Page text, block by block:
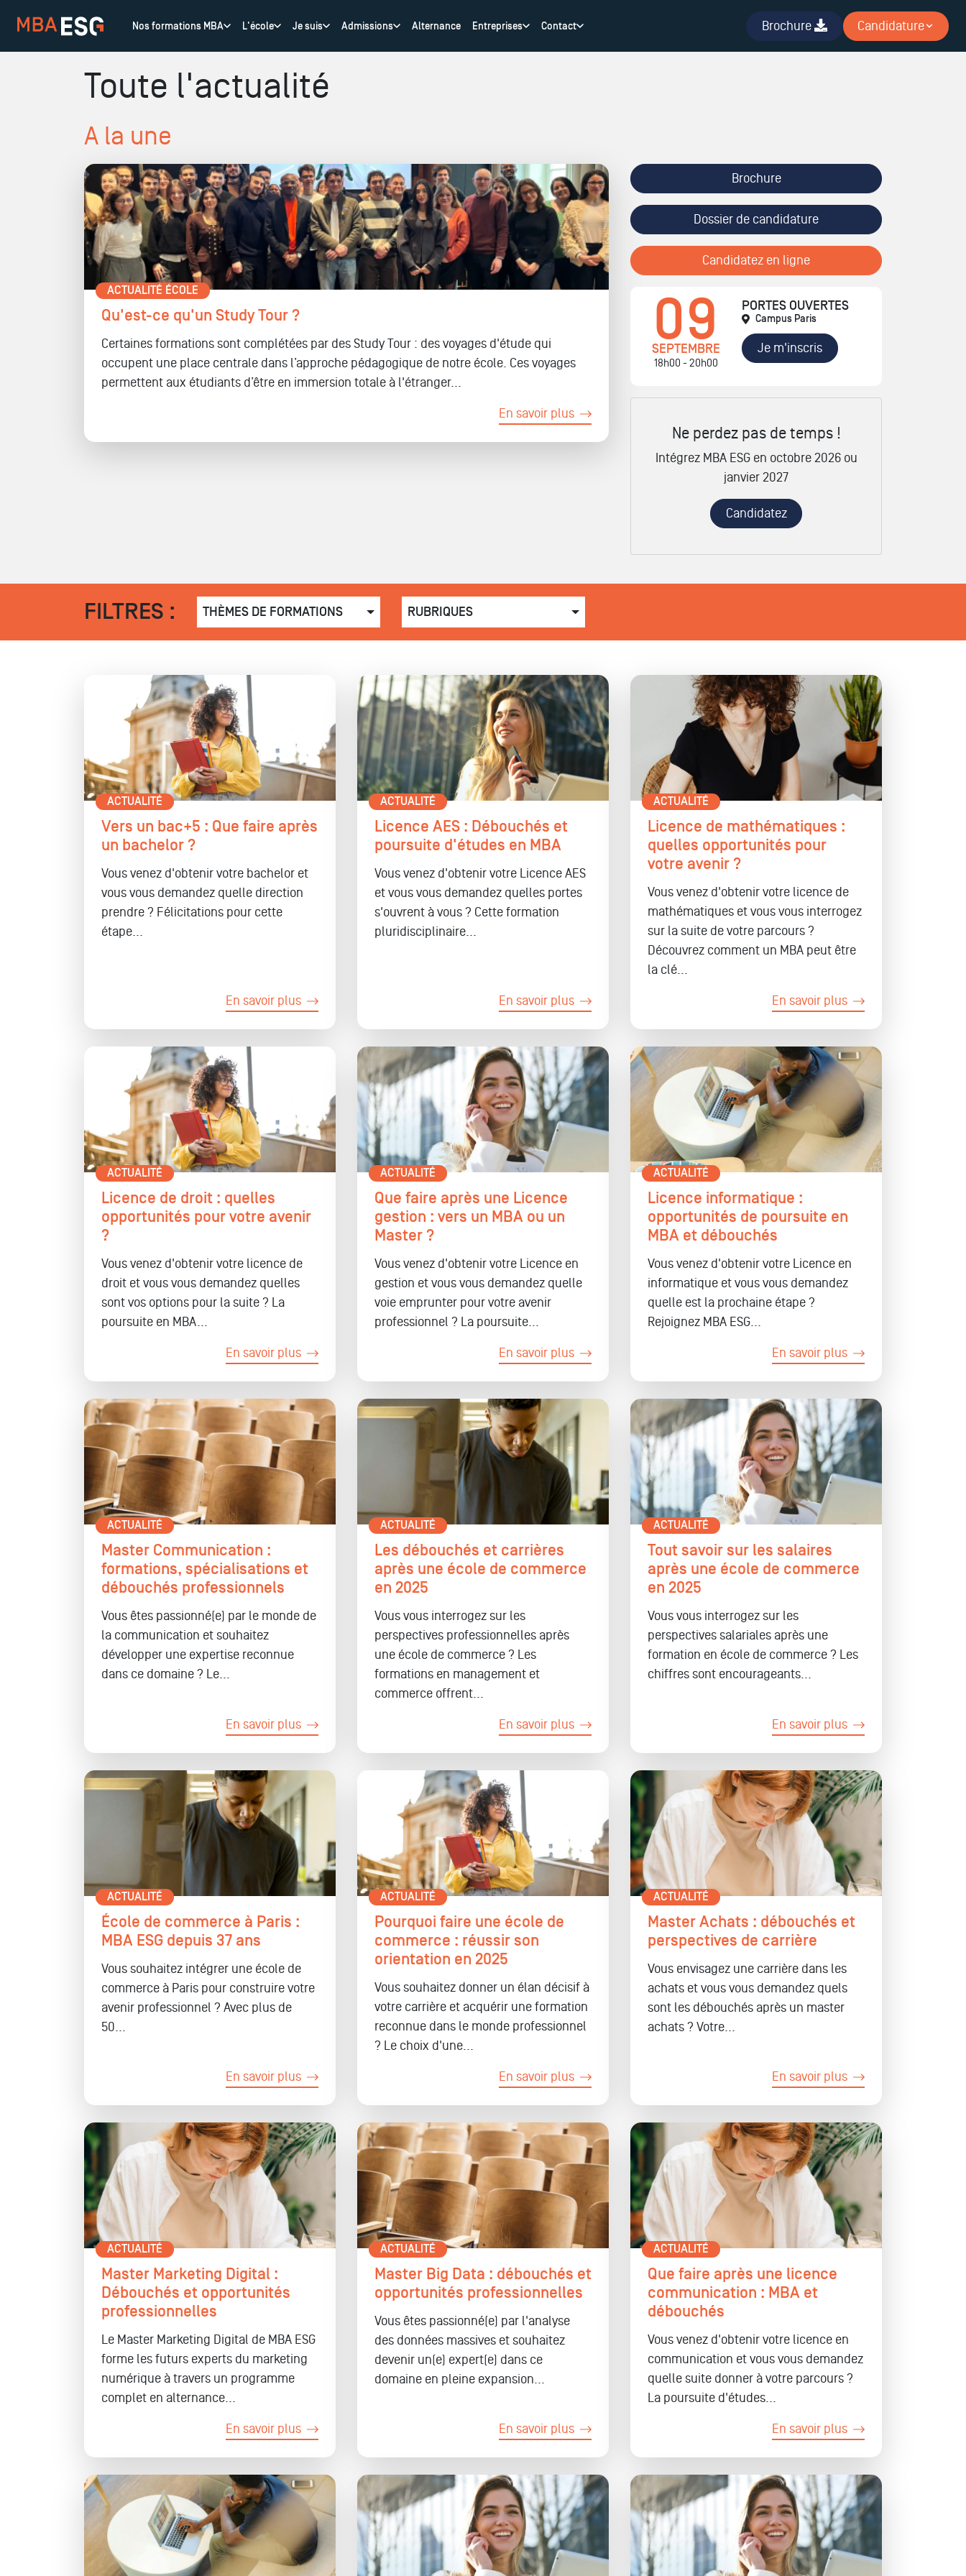
Toute l'actualité
A la une
ACTUALITÉ ÉCOLE
Qu'est-ce qu'un Study Tour ?
Certaines formations sont complétées par des Study Tour : des voyages d'étude qui
occupent une place centrale dans l’approche pédagogique de notre école. Ces voyages
permettent aux étudiants d’être en immersion totale à l'étranger...
En savoir plus
Brochure
Dossier de candidature
Candidatez en ligne
09
SEPTEMBRE
18h00 - 20h00
PORTES OUVERTES
Campus Paris
Je m'inscris
Ne perdez pas de temps !
Intégrez MBA ESG en octobre 2026 ou
janvier 2027
Candidatez
FILTRES : THÈMES DE FORMATIONS RUBRIQUES
ACTUALITÉ
Vers un bac+5 : Que faire après
un bachelor ?
Vous venez d'obtenir votre bachelor et
vous vous demandez quelle direction
prendre ? Félicitations pour cette
étape...
En savoir plus
ACTUALITÉ
Licence AES : Débouchés et
poursuite d'études en MBA
Vous venez d'obtenir votre Licence AES
et vous vous demandez quelles portes
s'ouvrent à vous ? Cette formation
pluridisciplinaire...
En savoir plus
ACTUALITÉ
Licence de mathématiques :
quelles opportunités pour
votre avenir ?
Vous venez d'obtenir votre licence de
mathématiques et vous vous interrogez
sur la suite de votre parcours ?
Découvrez comment un MBA peut être
la clé...
En savoir plus
ACTUALITÉ
Licence de droit : quelles
opportunités pour votre avenir
?
Vous venez d'obtenir votre licence de
droit et vous vous demandez quelles
sont vos options pour la suite ? La
poursuite en MBA...
En savoir plus
ACTUALITÉ
Que faire après une Licence
gestion : vers un MBA ou un
Master ?
Vous venez d'obtenir votre Licence en
gestion et vous vous demandez quelle
voie emprunter pour votre avenir
professionnel ? La poursuite...
En savoir plus
ACTUALITÉ
Licence informatique :
opportunités de poursuite en
MBA et débouchés
Vous venez d'obtenir votre Licence en
informatique et vous vous demandez
quelle est la prochaine étape ?
Rejoignez MBA ESG...
En savoir plus
ACTUALITÉ
Master Communication :
formations, spécialisations et
débouchés professionnels
Vous êtes passionné(e) par le monde de
la communication et souhaitez
développer une expertise reconnue
dans ce domaine ? Le...
En savoir plus
ACTUALITÉ
Les débouchés et carrières
après une école de commerce
en 2025
Vous vous interrogez sur les
perspectives professionnelles après
une école de commerce ? Les
formations en management et
commerce offrent...
En savoir plus
ACTUALITÉ
Tout savoir sur les salaires
après une école de commerce
en 2025
Vous vous interrogez sur les
perspectives salariales après une
formation en école de commerce ? Les
chiffres sont encourageants...
En savoir plus
ACTUALITÉ
École de commerce à Paris :
MBA ESG depuis 37 ans
Vous souhaitez intégrer une école de
commerce à Paris pour construire votre
avenir professionnel ? Avec plus de
50...
En savoir plus
ACTUALITÉ
Pourquoi faire une école de
commerce : réussir son
orientation en 2025
Vous souhaitez donner un élan décisif à
votre carrière et acquérir une formation
reconnue dans le monde professionnel
? Le choix d'une...
En savoir plus
ACTUALITÉ
Master Achats : débouchés et
perspectives de carrière
Vous envisagez une carrière dans les
achats et vous vous demandez quels
sont les débouchés après un master
achats ? Votre...
En savoir plus
ACTUALITÉ
Master Marketing Digital :
Débouchés et opportunités
professionnelles
Le Master Marketing Digital de MBA ESG
forme les futurs experts du marketing
numérique à travers un programme
complet en alternance...
En savoir plus
ACTUALITÉ
Master Big Data : débouchés et
opportunités professionnelles
Vous êtes passionné(e) par l'analyse
des données massives et souhaitez
devenir un(e) expert(e) dans ce
domaine en pleine expansion...
En savoir plus
ACTUALITÉ
Que faire après une licence
communication : MBA et
débouchés
Vous venez d'obtenir votre licence en
communication et vous vous demandez
quelle suite donner à votre parcours ?
La poursuite d'études...
En savoir plus
Nos formations MBA L'école Je suis Admissions Alternance Entreprises Contact Brochure Candidature